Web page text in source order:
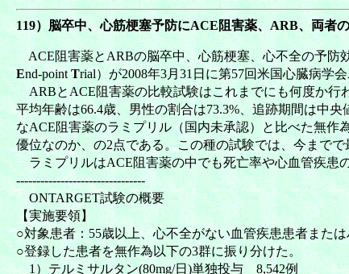
119）脳卒中、心筋梗塞予防にACE阻害薬、ARB、両者
ACE阻害薬とARBの脳卒中、心筋梗塞、心不全の予防
End-pointTrial）が2008年3月31日に第57回米国心臓病学
ARBとACE阻害薬の比較試験はこれまでにも何度か行
平均年齢は66.4歳、男性の割合は73.3%、追跡期間は中
なACE阻害薬のラミプリル（国内未承認）と比べた無作
優位なのか、の2点である。この種の試験では、今までで
ラミプリルはACE阻害薬の中でも死亡率や心血管疾患
--------------------------------
ONTARGET試験の概要
【実施要領】
○対象患者：55歳以上、心不全がない血管疾患患者また
○登録した患者を無作為以下の3群に振り分けた。
1）テルミサルタン(80mg/日)単独投与 8,542例